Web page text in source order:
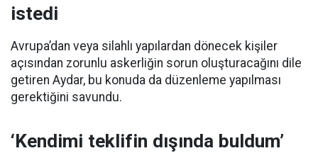
istedi
Avrupa’dan veya silahlı yapılardan dönecek kişiler
açısından zorunlu askerliğin sorun oluşturacağını dile
getiren Aydar, bu konuda da düzenleme yapılması
gerektiğini savundu.
‘Kendimi teklifin dışında buldum’